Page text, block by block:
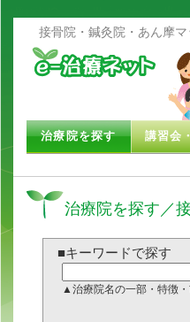
接骨院・鍼灸院・あん摩
治療院を探す 講習会
治療院を探す／
■キーワードで探す
▲治療院名の一部・特徴